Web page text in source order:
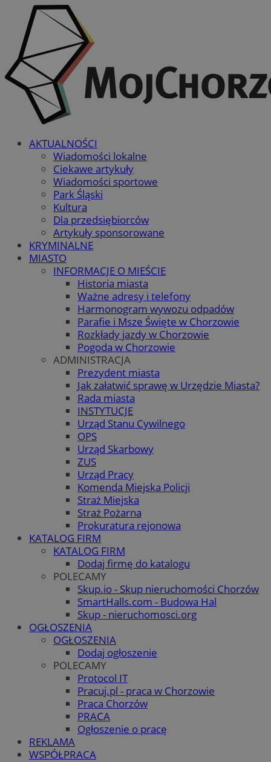
AKTUALNOŚCI
Wiadomości lokalne
Ciekawe artykuły
Wiadomości sportowe
Park Śląski
Kultura
Dla przedsiębiorców
Artykuły sponsorowane
KRYMINALNE
MIASTO
INFORMACJE O MIEŚCIE
Historia miasta
Ważne adresy i telefony
Harmonogram wywozu odpadów
Parafie i Msze Święte w Chorzowie
Rozkłady jazdy w Chorzowie
Pogoda w Chorzowie
ADMINISTRACJA
Prezydent miasta
Jak załatwić sprawę w Urzędzie Miasta?
Rada miasta
INSTYTUCJE
Urząd Stanu Cywilnego
OPS
Urząd Skarbowy
ZUS
Urząd Pracy
Komenda Miejska Policji
Straż Miejska
Straż Pożarna
Prokuratura rejonowa
KATALOG FIRM
KATALOG FIRM
Dodaj firmę do katalogu
POLECAMY
Skup.io - Skup nieruchomości Chorzów
SmartHalls.com - Budowa Hal
Skup - nieruchomosci.org
OGŁOSZENIA
OGŁOSZENIA
Dodaj ogłoszenie
POLECAMY
Protocol IT
Pracuj.pl - praca w Chorzowie
Praca Chorzów
PRACA
Ogłoszenie o pracę
REKLAMA
WSPÓŁPRACA